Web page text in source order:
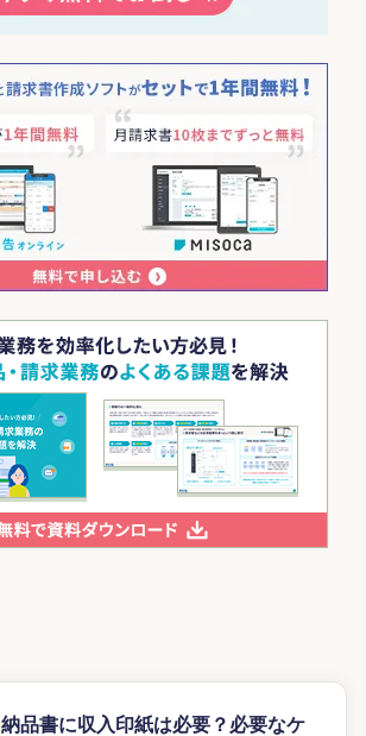
納品書に収入印紙は必要？必要なケ